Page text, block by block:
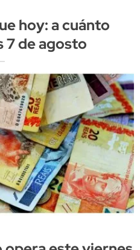
hoy: a cuánto
7 de agosto